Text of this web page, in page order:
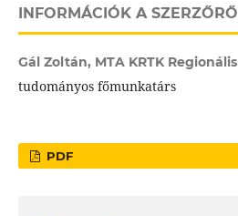
INFORMÁCIÓK A
Gál Zoltán, MTA KRTK
tudományos főmunkatárs
PDF